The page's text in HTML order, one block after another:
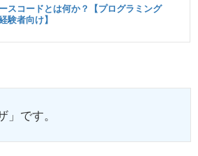
スコードとは何か？【プログラミング
験者向け】
です。